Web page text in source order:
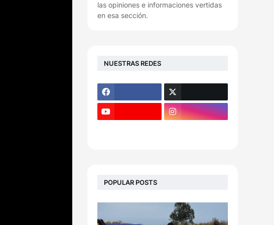
las opiniones e informaciones vertidas
en esa sección.
NUESTRAS REDES
POPULAR POSTS